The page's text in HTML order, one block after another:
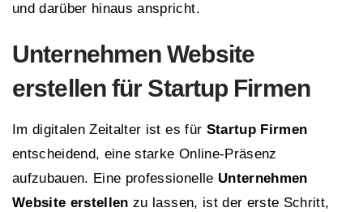
und darüber hinaus anspricht.
Unternehmen Website
erstellen für Startup Firmen
Im digitalen Zeitalter ist es für Startup Firmen
entscheidend, eine starke Online-Präsenz
aufzubauen. Eine professionelle Unternehmen
Website erstellen zu lassen, ist der erste Schritt,